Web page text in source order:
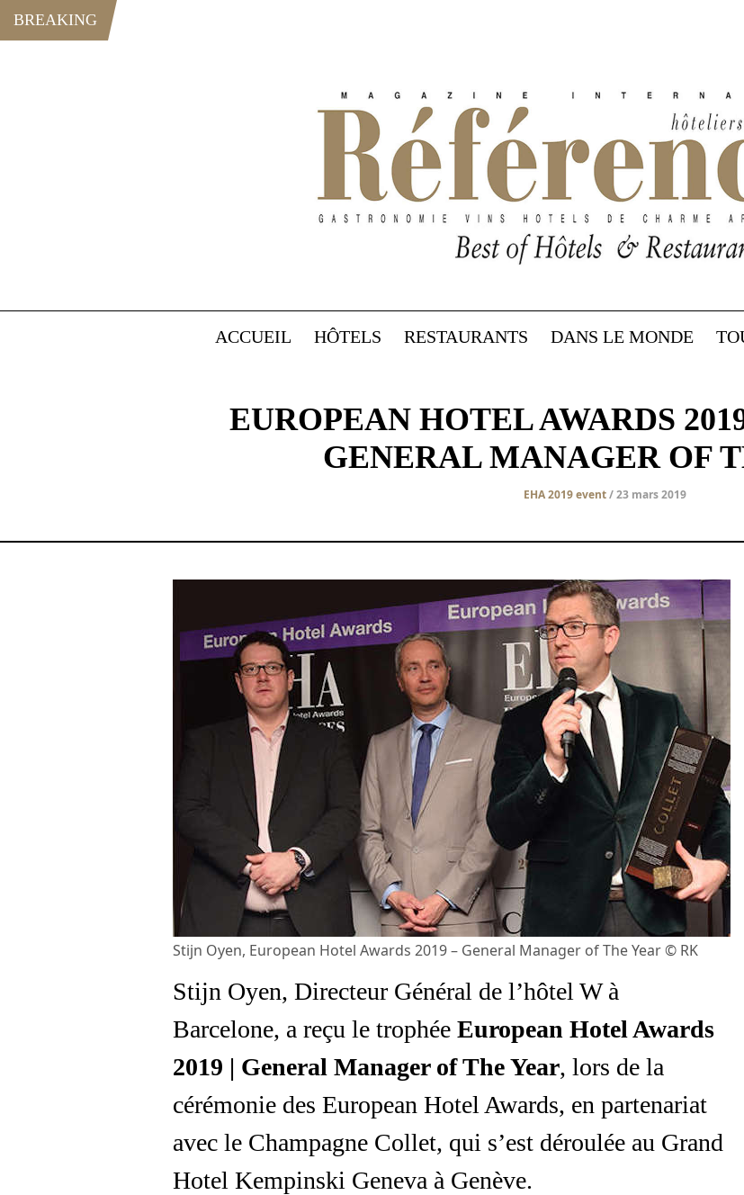
BREAKING
ACCUEIL HÔTELS RESTAURANTS DANS LE MONDE
EUROPEAN HOTEL AWARDS
GENERAL MANAGER OF
EHA 2019 event/ 23 mars 2019
Stijn Oyen, European Hotel Awards 2019 – General Manager of The Year © RK
Stijn Oyen, Directeur Général de l’hôtel W à
Barcelone, a reçu le trophée European Hotel Awards
2019 | General Manager of The Year, lors de la
cérémonie des European Hotel Awards, en partenariat
avec le Champagne Collet, qui s’est déroulée au Grand
Hotel Kempinski Geneva à Genève.